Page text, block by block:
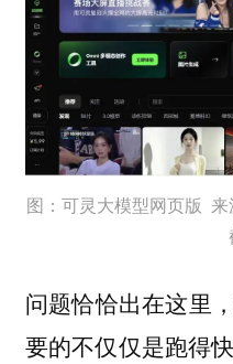
图：可灵大模型网页版 来
问题恰恰出在这里
要的不仅仅是跑得